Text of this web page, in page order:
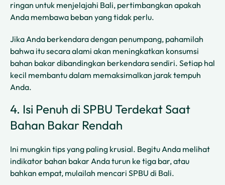
ringan untuk menjelajahi Bali, pertimbangkan apakah
Anda membawa beban yang tidak perlu.
Jika Anda berkendara dengan penumpang, pahamilah
bahwa itu secara alami akan meningkatkan konsumsi
bahan bakar dibandingkan berkendara sendiri. Setiap hal
kecil membantu dalam memaksimalkan jarak tempuh
Anda.
4. Isi Penuh di SPBU Terdekat Saat
Bahan Bakar Rendah
Ini mungkin tips yang paling krusial. Begitu Anda melihat
indikator bahan bakar Anda turun ke tiga bar, atau
bahkan empat, mulailah mencari SPBU di Bali.